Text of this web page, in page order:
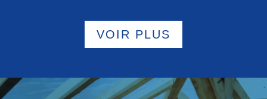
VOIR PLUS